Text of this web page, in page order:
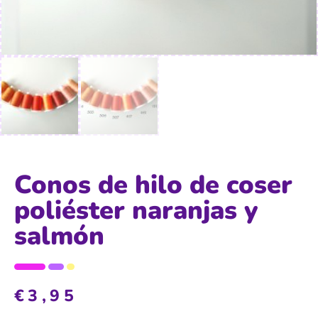
Conos de hilo de coser
poliéster naranjas y
salmón
€3,95